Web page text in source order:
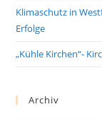
Klimaschutz in
Erfolge
„Kühle Kirchen“-
Archiv